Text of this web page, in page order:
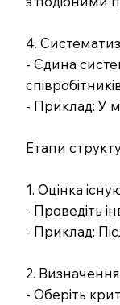
4.
- Єдина
- Приклад: У
Етапи
1. Оцінка
- Проведіть
- Приклад:
2. Визначення
- Оберіть